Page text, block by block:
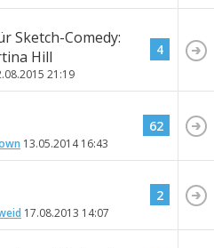
Sketch-Comedy:
Hill
21:19
4
13.05.201416:43
62
17.08.2013 14:07
2